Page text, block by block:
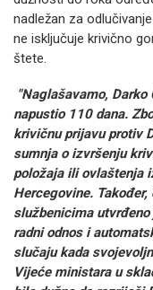
nadležan za
ne isključuje krivično
štete.
"Naglašavamo,
napustio 110 dana.
krivičnu prijavu protiv
sumnja o izvršenju
položaja ili ovlaštenja
Hercegovine.
službenicima
radni odnos i
slučaju kada
Vijeće ministara u